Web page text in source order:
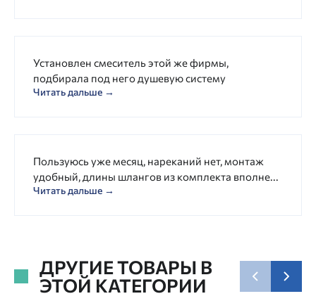
Установлен смеситель этой же фирмы,
подбирала под него душевую систему
Читать дальше →
Пользуюсь уже месяц, нареканий нет, монтаж
удобный, длины шлангов из комплекта вполне...
Читать дальше →
ДРУГИЕ ТОВАРЫ В
ЭТОЙ КАТЕГОРИИ